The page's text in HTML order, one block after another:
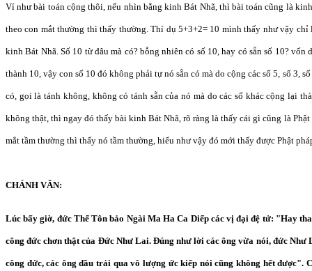
Ví như bài toán cộng thôi, nếu nhìn bằng kinh Bát Nhã, thì bài toán cũng là
theo con mắt thường thì thấy thường. Thí dụ 5+3+2= 10 mình thấy như vậy
kinh Bát Nhã. Số 10 từ đâu mà có? bỗng nhiên có số 10, hay có sẵn số 10?
thành 10, vậy con số 10 đó không phải tự nó sẵn có mà do cộng các số 5, số 3,
có, gọi là tánh không, không có tánh sẵn của nó mà do các số khác cộng lại
không thật, thì ngay đó thấy bài kinh Bát Nhã, rõ ràng là thấy cái gì cũng là
mắt tầm thường thì thấy nó tầm thường, hiểu như vậy đó mới thấy được Phật
CHÁNH VĂN:
Lúc bấy giờ, đức Thế Tôn bảo Ngài Ma Ha Ca Diếp các vị đại đệ tử: "Hay
công đức chơn thật của Đức Như Lai. Đúng như lời các ông vừa nói, đức Như
công đức, các ông dầu trải qua vô lượng ức kiếp nói cũng không hết được".